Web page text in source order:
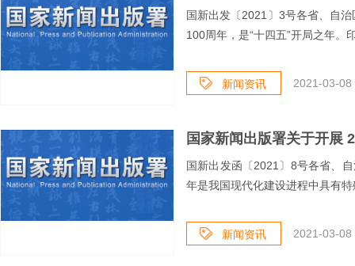
国新出发〔2021〕3号各省、自
100周年，是“十四五”开局之年。
新闻资讯 2021-03-08
国新出发函〔2021〕8号各省、
年是我国现代化建设进程中具有
新闻资讯 2021-03-08